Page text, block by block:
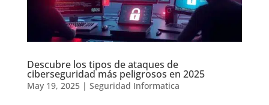
Descubre los tipos de ataques de
ciberseguridad más peligrosos en 2025
May 19, 2025| Seguridad Informatica